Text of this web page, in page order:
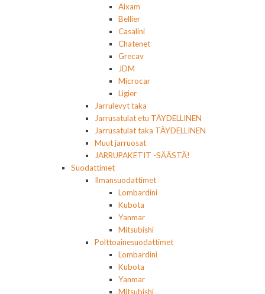
Aixam
Bellier
Casalini
Chatenet
Grecav
JDM
Microcar
Ligier
Jarrulevyt taka
Jarrusatulat etu TÄYDELLINEN
Jarrusatulat taka TÄYDELLINEN
Muut jarruosat
JARRUPAKETIT -SÄÄSTÄ!
Suodattimet
Ilmansuodattimet
Lombardini
Kubota
Yanmar
Mitsubishi
Polttoainesuodattimet
Lombardini
Kubota
Yanmar
Mitsubishi